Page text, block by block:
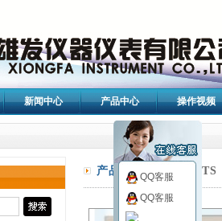
新闻中心 产品中心 操作视频
产品中心/PRODUCTS
QQ客服
QQ客服